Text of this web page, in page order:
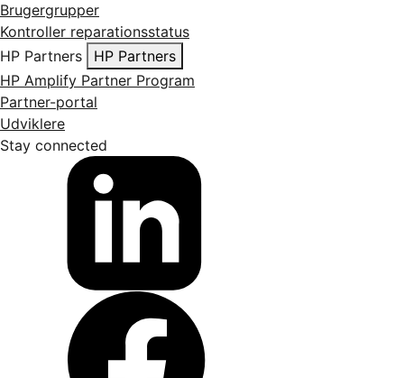
Brugergrupper
Kontroller reparationsstatus
HP Partners
HP Partners
HP Amplify Partner Program
Partner-portal
Udviklere
Stay connected